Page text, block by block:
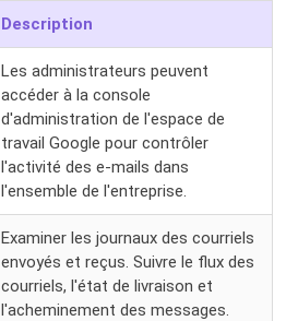
Description
Les administrateurs peuvent
accéder à la console
d'administration de l'espace de
travail Google pour contrôler
l'activité des e-mails dans
l'ensemble de l'entreprise.
Examiner les journaux des courriels
envoyés et reçus. Suivre le flux des
courriels, l'état de livraison et
l'acheminement des messages.